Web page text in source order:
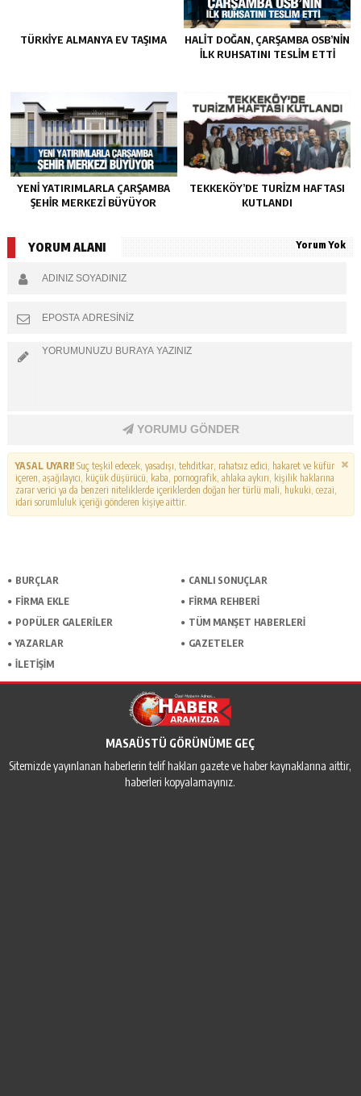
TÜRKIYE ALMANYA EV TAŞIMA
HALIT DOĞAN, ÇARŞAMBA OSB’NIN
İLK RUHSATINI TESLIM ETTI
YENI YATIRIMLARLA ÇARŞAMBA
ŞEHIR MERKEZI BÜYÜYOR
TEKKEKÖY’DE TURIZM HAFTASI
KUTLANDI
YORUM ALANI Yorum Yok
YORUMU GÖNDER
YASAL UYARI!Suç teşkil edecek, yasadışı, tehditkar, rahatsız edici, hakaret ve küfür
içeren, aşağılayıcı, küçük düşürücü, kaba, pornografik, ahlaka aykırı, kişilik haklarına
zarar verici ya da benzeri niteliklerde içeriklerden doğan her türlü mali, hukuki, cezai,
idari sorumluluk içeriği gönderen kişiye aittir.
BURÇLAR
CANLI SONUÇLAR
FİRMA EKLE
FİRMA REHBERİ
POPÜLER GALERİLER
TÜM MANŞET HABERLERİ
YAZARLAR
GAZETELER
İLETİŞİM
MASAÜSTÜ GÖRÜNÜME GEÇ
Sitemizde yayınlanan haberlerin telif hakları gazete ve haber kaynaklarına aittir,
haberleri kopyalamayınız.